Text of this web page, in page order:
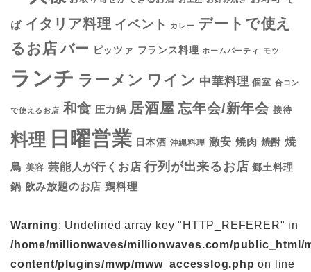
ば イタリア料理 イベント カレー デートで使え
るお店 バー ピッツァ フランス料理 ホームパーティ モツ
ランチ ラーメン ワイン 中華料理 個室 合コン
で使えるお店 和食 圧力鍋 居酒屋 忘年会/新年会 接待
料理 日曜営業 日本酒 沖縄料理 激安 焼肉 焼酎 焼
鳥 美容 芸能人が行くお店 行列が出来るお店 郷土料理
鍋 飲み放題のお店 鶏料理
Warning: Undefined array key "HTTP_REFERER" in
/home/millionwaves/millionwaves.com/public_html/
content/plugins/mwp/mww_accesslog.php on line